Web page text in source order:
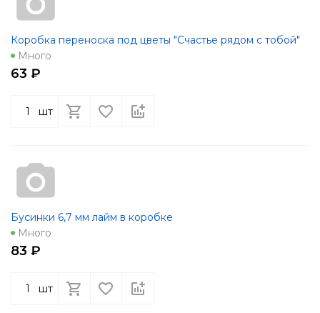
Коробка переноска под цветы "Счастье рядом с тобой"
Много
63 ₽
шт
Бусинки 6,7 мм лайм в коробке
Много
83 ₽
шт